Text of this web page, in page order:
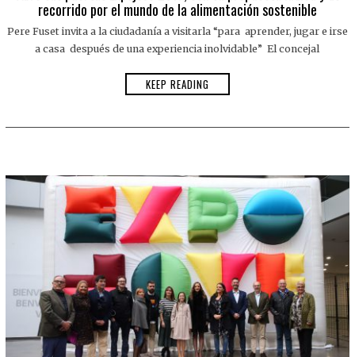
recorrido por el mundo de la alimentación sostenible
Pere Fuset invita a la ciudadanía a visitarla “para aprender, jugar e irse
a casa después de una experiencia inolvidable” El concejal
KEEP READING